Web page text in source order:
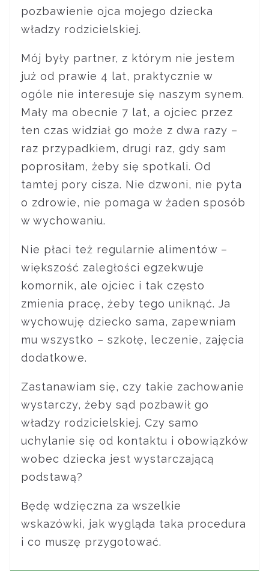
pozbawienie ojca mojego dziecka
władzy rodzicielskiej.
Mój były partner, z którym nie jestem
już od prawie 4 lat, praktycznie w
ogóle nie interesuje się naszym synem.
Mały ma obecnie 7 lat, a ojciec przez
ten czas widział go może z dwa razy –
raz przypadkiem, drugi raz, gdy sam
poprosiłam, żeby się spotkali. Od
tamtej pory cisza. Nie dzwoni, nie pyta
o zdrowie, nie pomaga w żaden sposób
w wychowaniu.
Nie płaci też regularnie alimentów –
większość zaległości egzekwuje
komornik, ale ojciec i tak często
zmienia pracę, żeby tego uniknąć. Ja
wychowuję dziecko sama, zapewniam
mu wszystko – szkołę, leczenie, zajęcia
dodatkowe.
Zastanawiam się, czy takie zachowanie
wystarczy, żeby sąd pozbawił go
władzy rodzicielskiej. Czy samo
uchylanie się od kontaktu i obowiązków
wobec dziecka jest wystarczającą
podstawą?
Będę wdzięczna za wszelkie
wskazówki, jak wygląda taka procedura
i co muszę przygotować.